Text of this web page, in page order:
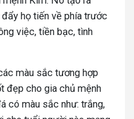
họ tiến về phía trước
việc, tiền bạc, tình
màu sắc tương hợp
đẹp cho gia chủ mệnh
có màu sắc như: trắng,